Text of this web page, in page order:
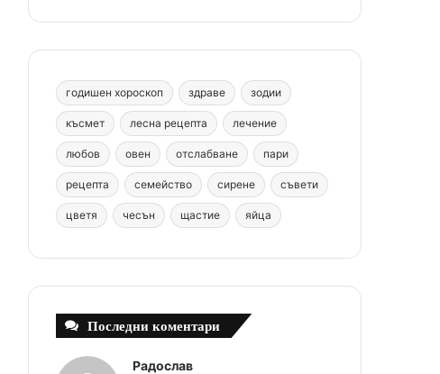
o
o
k
r
e
s
t
b
e
g
r
a
m
m
годишен хороскоп здраве зодии
късмет лесна рецепта лечение
любов овен отслабване пари
рецепта семейство сирене съвети
цветя чесън щастие яйца
Последни коментари
Радослав